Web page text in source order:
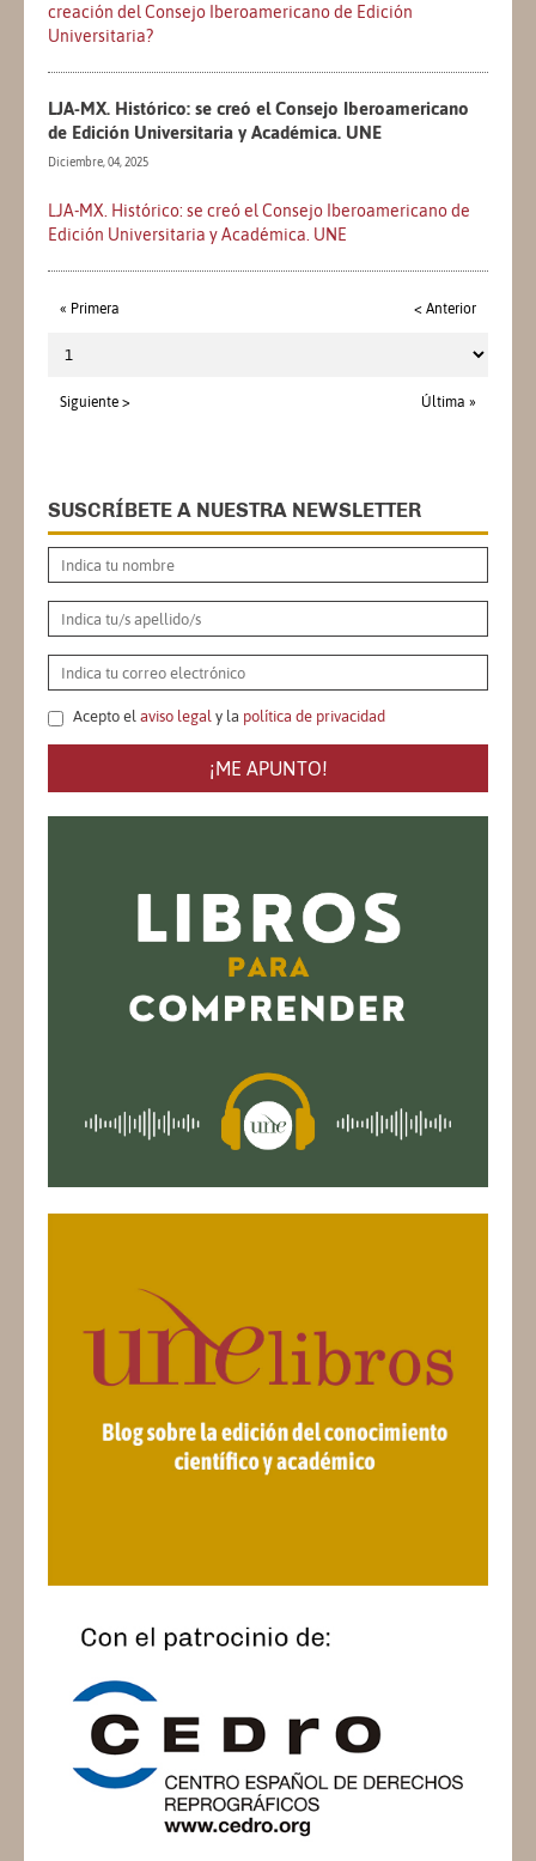
creación del Consejo Iberoamericano de Edición
Universitaria?
LJA-MX. Histórico: se creó el Consejo Iberoamericano
de Edición Universitaria y Académica. UNE
Diciembre, 04, 2025
LJA-MX. Histórico: se creó el Consejo Iberoamericano de
Edición Universitaria y Académica. UNE
« Primera < Anterior
Siguiente > Última »
SUSCRÍBETE A NUESTRA NEWSLETTER
Acepto el aviso legal y la política de privacidad